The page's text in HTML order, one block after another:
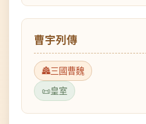
曹宇列傳
三國曹魏
皇室
曹爽列傳